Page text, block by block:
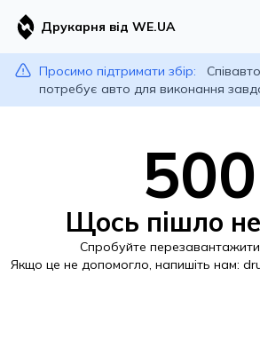
Друкарня від WE.UA
Просимо підтримати збір:
потребує авто для виконання
500
Щось пішло
Спробуйте перезавантажити
Якщо це не допомогло, напишіть нам: